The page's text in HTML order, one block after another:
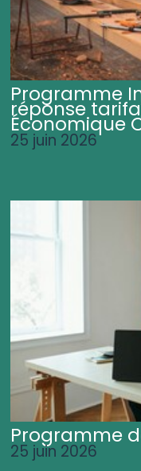
Programme
réponse
Économique
25 juin 2026
Programme
25 juin 2026